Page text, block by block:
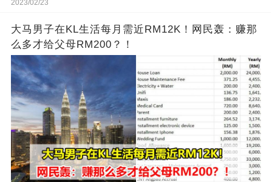
2023/02/23
大马男子在KL生活每月需近RM12K！网民轰：赚那
么多才给父母RM200？！